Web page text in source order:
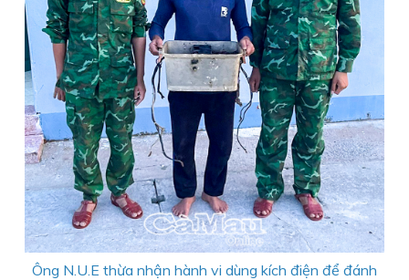
Ông N.U.E thừa nhận hành vi dùng kích điện để đánh